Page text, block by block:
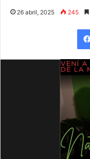
26 abril, 2025 245